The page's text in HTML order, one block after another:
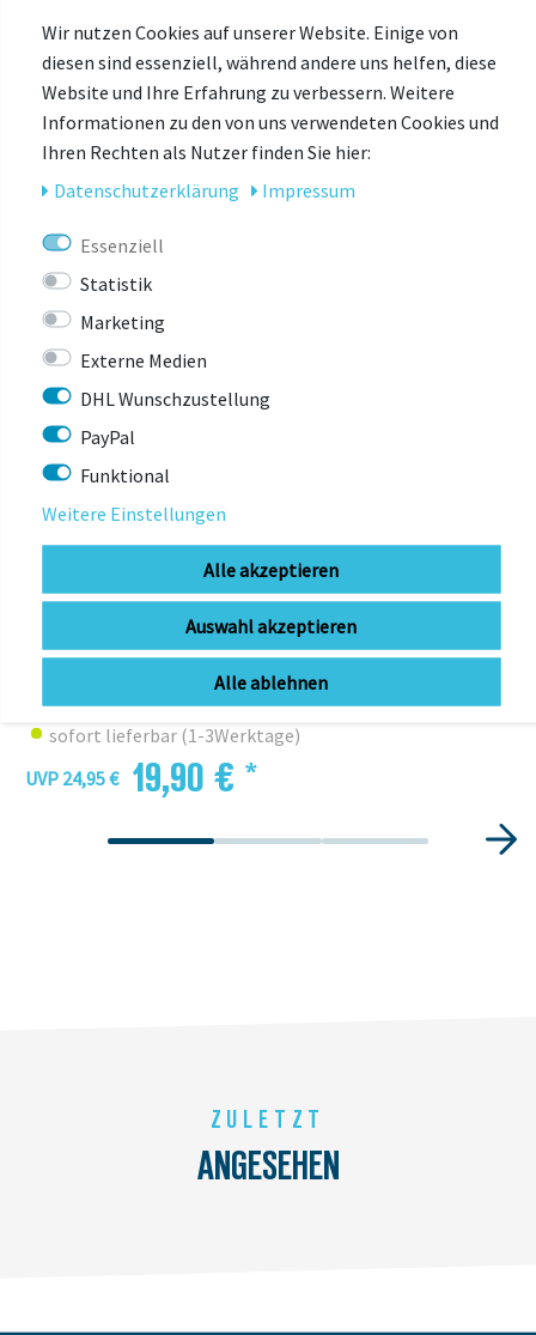
DIR AUCH GEFALLEN
-20%
ABUS Steel-O-Chain™ 4804C 75cm Schloss
Mehr Farben verfügbar
sofort lieferbar (1-3Werktage)
UVP 24,95 € 19,90 € *
ZULETZT
ANGESEHEN
Wir nutzen Cookies auf unserer Website. Einige von
diesen sind essenziell, während andere uns helfen, diese
Website und Ihre Erfahrung zu verbessern. Weitere
Informationen zu den von uns verwendeten Cookies und
Ihren Rechten als Nutzer finden Sie hier:
Daten­schutz­erklärung
Impressum
Essenziell
Statistik
Marketing
Externe Medien
DHL Wunschzustellung
PayPal
Funktional
Weitere Einstellungen
Alle akzeptieren
Auswahl akzeptieren
Alle ablehnen